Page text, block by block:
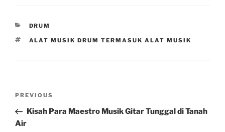
CATEGORIES
DRUM
TAGS
ALAT MUSIK DRUM TERMASUK ALAT MUSIK
Previous
Post
PREVIOUS
Kisah Para Maestro Musik Gitar Tunggal di Tanah
Air